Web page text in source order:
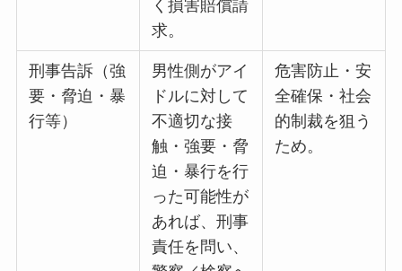
く損害賠償請
求。
刑事告訴（強
要・脅迫・暴
行等）
男性側がアイ
ドルに対して
不適切な接
触・強要・脅
迫・暴行を行
った可能性が
あれば、刑事
責任を問い、
危害防止・安
全確保・社会
的制裁を狙う
ため。